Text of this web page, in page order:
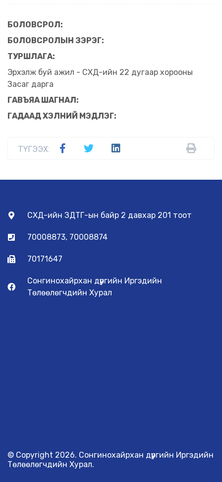
БОЛОВСРОЛ:
БОЛОВСРОЛЫН ЗЭРЭГ:
ТУРШЛАГА:
Эрхэлж буй ажил - СХД-ийн 22 дугаар хорооны
Засаг дарга
ГАВЪЯА ШАГНАЛ:
ГАДААД ХЭЛНИЙ МЭДЛЭГ:
ТҮГЭЭХ:
СХД-ийн ЗДТГ-ын байр 2 давхар 201 тоот
70008873, 70008874
70171647
Сонгинохайрхан дүүргийн Иргэдийн
Төлөөлөгчдийн Хурал
© Copyright 2026. Сонгинохайрхан дүүргийн Иргэдийн
Төлөөлөгчдийн Хурал.